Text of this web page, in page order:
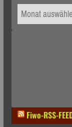
Archiv
nach
Fiwo-RSS-